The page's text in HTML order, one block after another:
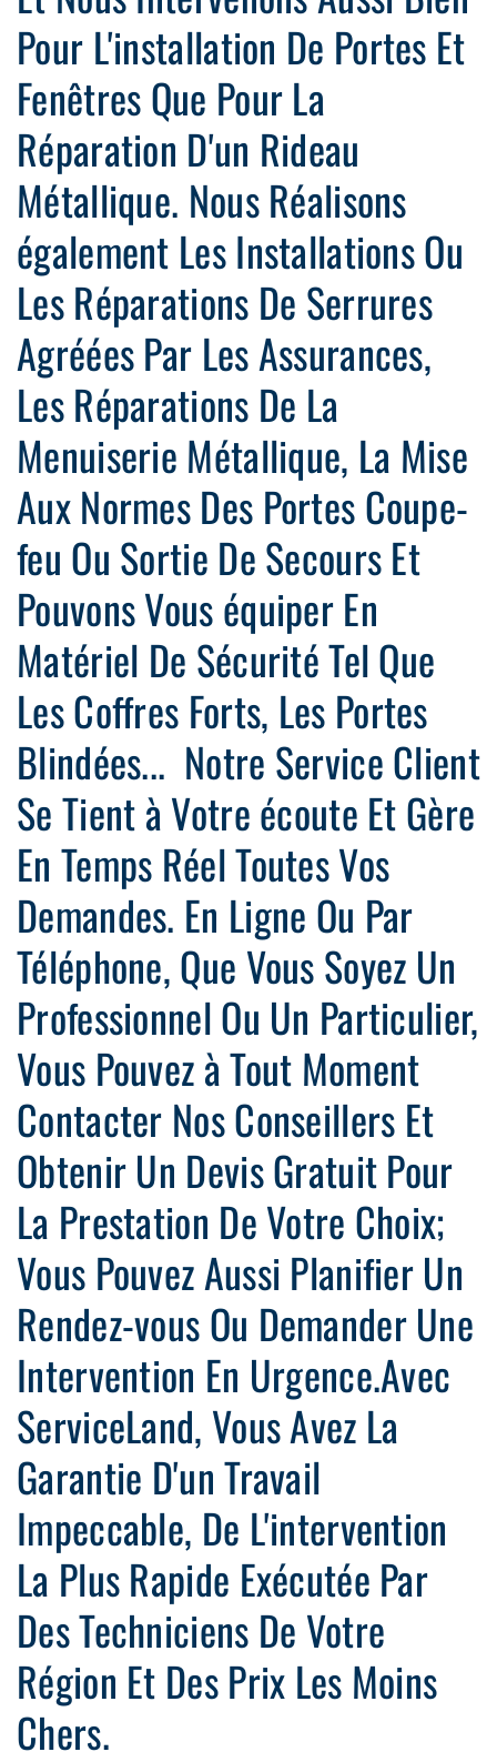
Pour L'installation De Portes Et
Fenêtres Que Pour La
Réparation D'un Rideau
Métallique. Nous Réalisons
également Les Installations Ou
Les Réparations De Serrures
Agréées Par Les Assurances,
Les Réparations De La
Menuiserie Métallique, La Mise
Aux Normes Des Portes Coupe-
feu Ou Sortie De Secours Et
Pouvons Vous équiper En
Matériel De Sécurité Tel Que
Les Coffres Forts, Les Portes
Blindées... Notre Service Client
Se Tient à Votre écoute Et Gère
En Temps Réel Toutes Vos
Demandes. En Ligne Ou Par
Téléphone, Que Vous Soyez Un
Professionnel Ou Un Particulier,
Vous Pouvez à Tout Moment
Contacter Nos Conseillers Et
Obtenir Un Devis Gratuit Pour
La Prestation De Votre Choix;
Vous Pouvez Aussi Planifier Un
Rendez-vous Ou Demander Une
Intervention En Urgence.Avec
ServiceLand, Vous Avez La
Garantie D'un Travail
Impeccable, De L'intervention
La Plus Rapide Exécutée Par
Des Techniciens De Votre
Région Et Des Prix Les Moins
Chers.